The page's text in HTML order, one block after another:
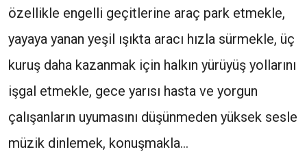
özellikle engelli geçitlerine araç park etmekle,
yayaya yanan yeşil ışıkta aracı hızla sürmekle, üç
kuruş daha kazanmak için halkın yürüyüş yollarını
işgal etmekle, gece yarısı hasta ve yorgun
çalışanların uyumasını düşünmeden yüksek sesle
müzik dinlemek, konuşmakla…